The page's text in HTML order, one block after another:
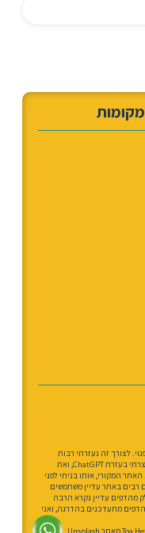
לצורך זה נעזרתי רבות
בבינה המלאכותית. את העיצוב ואת הקוד יצרתי בעזרת ChatGPT, ואת
מרבית התמונות יצרתי בעזרת Midjourney. האתר המקורי, אותו בניתי לפני
רבים באתר עדיין משתמשים
מהדפים עדיין נקרא הרבה
מתעדכנים בהדרגה, ואני